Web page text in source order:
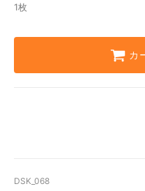
1枚
カ
DSK_068